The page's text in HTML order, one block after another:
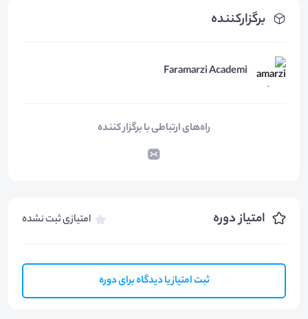
برگزارکننده
Faramarzi Academi
راه‌های ارتباطی با برگزار کننده
امتیاز دوره امتیازی ثبت نشده
ثبت امتیاز یا دیدگاه برای دوره